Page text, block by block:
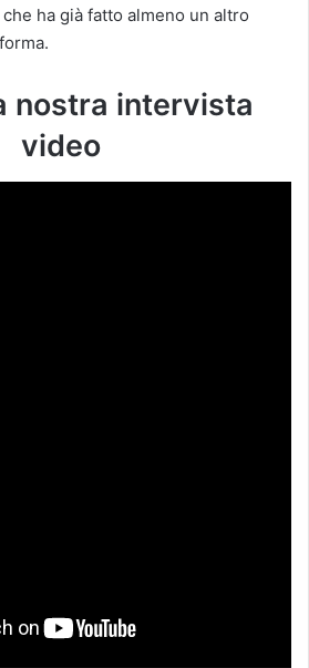
ha già fatto almeno un altro
nostra intervista
video